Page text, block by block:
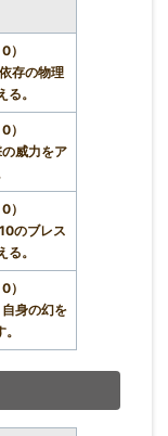
）
存の物理
る。
）
威力をア
）
のブレス
る。
）
身の幻を